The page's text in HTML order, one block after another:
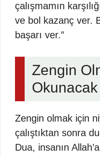
çalışmamın
ve bol kazanç ver.
başarı ver.”
Zengin
Zengin olmak için
çalıştıktan sonra
Dua, insanın